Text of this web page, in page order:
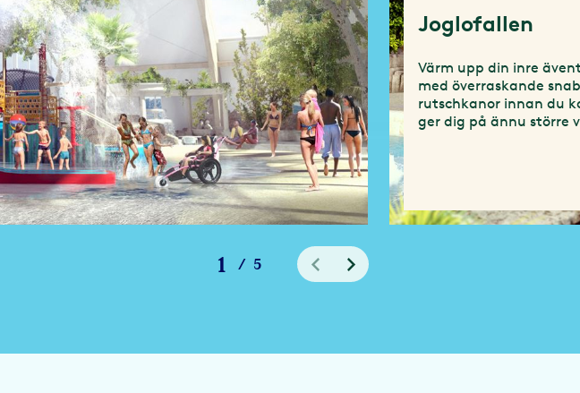
Joglofallen
Värm upp din inre
med överraskande
rutschkanor innan du
ger dig på ännu större
1 / 5